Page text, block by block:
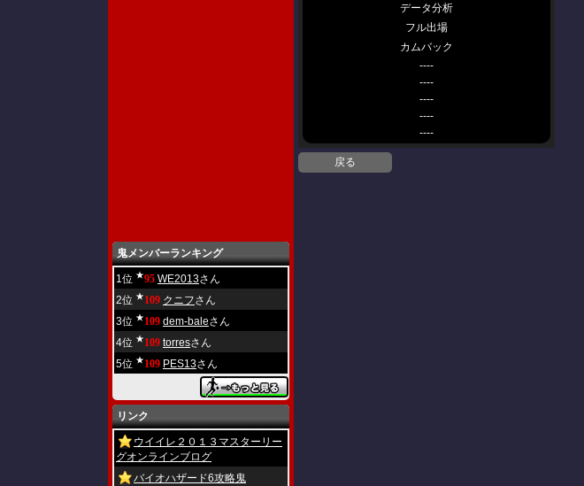
鬼メンバーランキング
1位 ★95 WE2013さん
2位 ★109 クニフさん
3位 ★109 dem-baleさん
4位 ★109 torresさん
5位 ★109 PES13さん
リンク
ウイイレ２０１３マスターリー
グオンラインブログ
バイオハザード6攻略鬼
データ分析
フル出場
カムバック
----
----
----
----
----
戻る